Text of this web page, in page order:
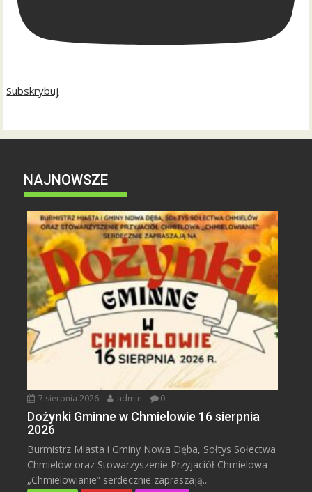
Subskrybuj
NAJNOWSZE
7 sierpnia 2026 admin 0
Dożynki Gminne w Chmielowie 16 sierpnia
2026
Burmistrz Miasta i Gminy Nowa Dęba, Sołtys Sołectwa
Chmielów oraz Stowarzyszenie Przyjaciół Chmielowa
„Chmielowianie” serdecznie zapraszają...